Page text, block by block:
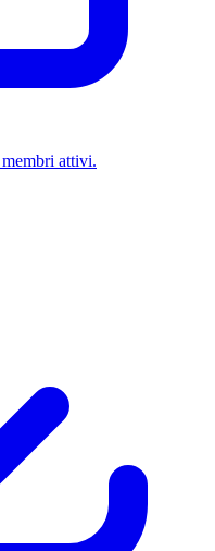
attivi.